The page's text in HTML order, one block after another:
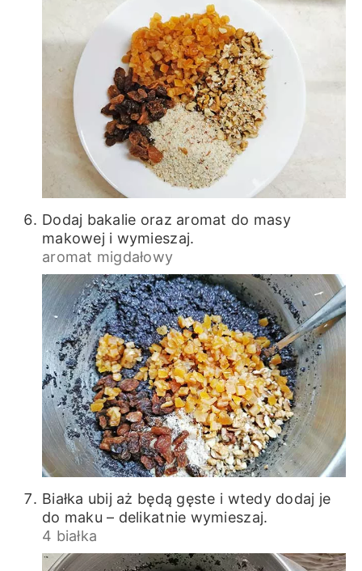
Dodaj bakalie oraz aromat do masy
makowej i wymieszaj.
aromat migdałowy
Białka ubij aż będą gęste i wtedy dodaj je
do maku – delikatnie wymieszaj.
4 białka